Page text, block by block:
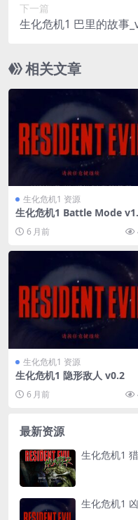
下一篇
生化危机1 巴里的故事
相关文章
生化危机1 资源
生化危机1 Battle Mode
6 月前
生化危机1 资源
生化危机1 隐形敌人 v0.2
6 月前
最新资源
生化危机1
生化危机1